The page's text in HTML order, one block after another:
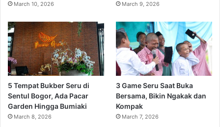
March 10, 2026 March 9, 2026
5 Tempat Bukber Seru di
Sentul Bogor, Ada Pacar
Garden Hingga Bumiaki
March 8, 2026
3 Game Seru Saat Buka
Bersama, Bikin Ngakak dan
Kompak
March 7, 2026